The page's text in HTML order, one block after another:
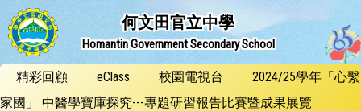
何文田官立中學
Homantin Government Secondary School
精彩回顧 eClass 校園電視台
2024/25學年「心繫
家國」 中醫學寶庫探究---專題研習報告比賽暨成果展覽